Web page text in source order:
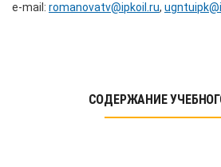
е-mail: romanovatv@ipkoil.ru,
СОДЕРЖАНИЕ